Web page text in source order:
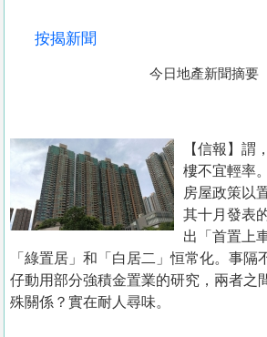
置
業
手
關
於
按揭新聞
今日地產新聞摘要
【信報】謂
樓不宜輕率
房屋政策以
其十月發表
出「首置上
「綠置居」和「白居二」恒常化。事隔
仔動用部分強積金置業的研究，兩者之
殊關係？實在耐人尋味。